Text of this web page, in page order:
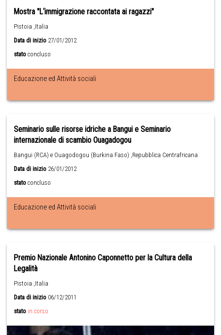
Mostra "L‘immigrazione raccontata ai ragazzi"
Pistoia ,Italia
Data di inizio 27/01/2012
stato concluso
Educazione ed Attività sociali
Seminario sulle risorse idriche a Bangui e Seminario
internazionale di scambio Ouagadogou
Bangui (RCA) e Ouagodogou (Burkina Faso) ,Repubblica Centrafricana
Data di inizio 26/01/2012
stato concluso
Educazione ed Attività sociali
Premio Nazionale Antonino Caponnetto per la Cultura della
Legalità
Pistoia ,Italia
Data di inizio 06/12/2011
stato in corso